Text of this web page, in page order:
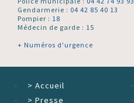
Gendarmerie : 04 42 85 40 13
Pompier : 18
Médecin de garde : 15
+ Numéros d'urgence
> Accueil
> Presse